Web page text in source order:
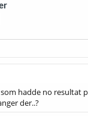
hadde no resultat
der..?